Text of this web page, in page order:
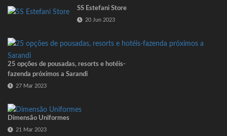
SS Estefani Store
20 Jun 2023
25 opções de pousadas, resorts e hotéis-
fazenda próximos a Sarandi
27 Mar 2023
Dimensão Uniformes
21 Mar 2023